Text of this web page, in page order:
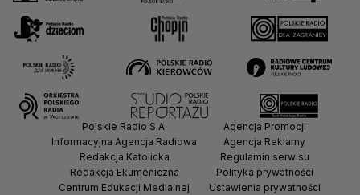
Polskie Radio S.A.
Informacyjna Agencja Radiowa
Redakcja Katolicka
Redakcja Ekumeniczna
Centrum Edukacji Medialnej
Agencja Promocji
Agencja Reklamy
Regulamin serwisu
Polityka prywatności
Ustawienia prywatności